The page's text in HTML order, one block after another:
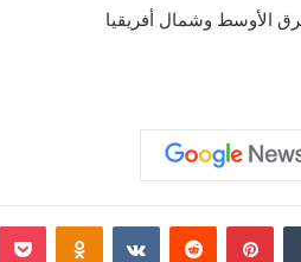
‏Tumblr بينتيريست ‏Reddit
‏VKontakte
Odnoklassniki